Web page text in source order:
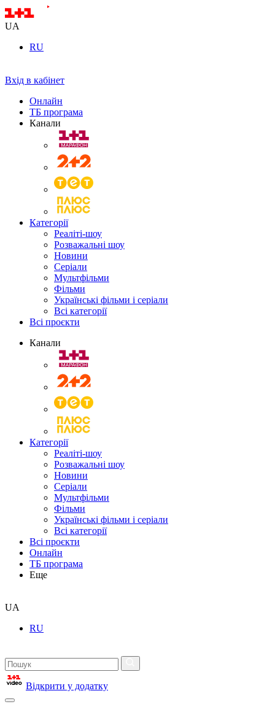
UA
RU
Вхід в кабінет
Онлайн
ТБ програма
Канали
Категорії
Реаліті-шоу
Розважальні шоу
Новини
Серіали
Мультфільми
Фільми
Українські фільми і серіали
Всі категорії
Всі проєкти
Канали
Категорії
Реаліті-шоу
Розважальні шоу
Новини
Серіали
Мультфільми
Фільми
Українські фільми і серіали
Всі категорії
Всі проєкти
Онлайн
ТБ програма
Еще
UA
RU
Відкрити у додатку